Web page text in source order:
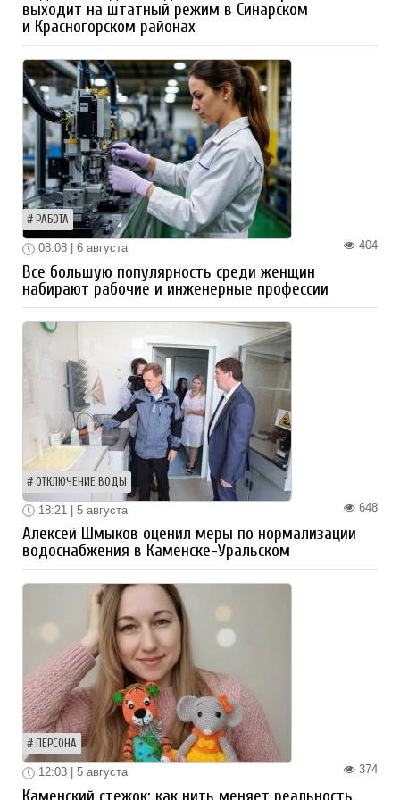
выходит на штатный режим в Синарском
и Красногорском районах
РАБОТА
404
08:08 | 6 августа
Все большую популярность среди женщин
набирают рабочие и инженерные профессии
ОТКЛЮЧЕНИЕ ВОДЫ
648
18:21 | 5 августа
Алексей Шмыков оценил меры по нормализации
водоснабжения в Каменске-Уральском
ПЕРСОНА
374
12:03 | 5 августа